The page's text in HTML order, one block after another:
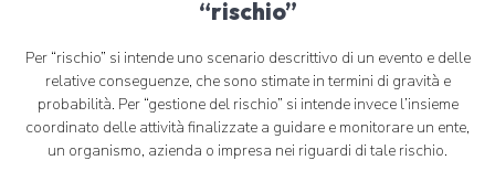
“rischio”
Per “rischio” si intende uno scenario descrittivo di un evento e delle
relative conseguenze, che sono stimate in termini di gravità e
probabilità. Per “gestione del rischio” si intende invece l’insieme
coordinato delle attività finalizzate a guidare e monitorare un ente,
un organismo, azienda o impresa nei riguardi di tale rischio.